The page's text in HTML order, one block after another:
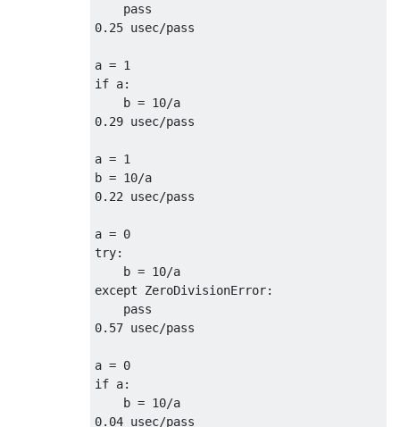
pass
0.25 usec/pass
a = 1
if a:
    b
= 10/
0.29 usec/pass
a = 1
b = 10/
0.22 usec/pass
a = 0
try:
    b
= 10/
except
ZeroDivisionError:
pass
0.57 usec/pass
a = 0
if a:
    b
= 10/
0.04 usec/pass